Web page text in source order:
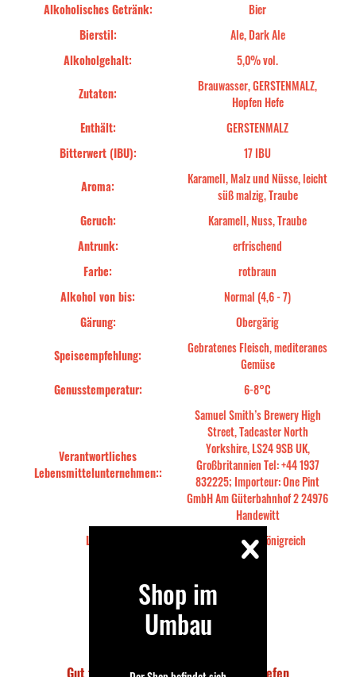
Alkoholisches Getränk:
Bier
Bierstil:
Ale, Dark Ale
Alkoholgehalt:
5,0% vol.
Zutaten:
Brauwasser, GERSTENMALZ,
Hopfen Hefe
Enthält:
GERSTENMALZ
Bitterwert (IBU):
17 IBU
Aroma:
Karamell, Malz und Nüsse, leicht
süß malzig, Traube
Geruch:
Karamell, Nuss, Traube
Antrunk:
erfrischend
Farbe:
rotbraun
Alkohol von bis:
Normal (4,6 - 7)
Gärung:
Obergärig
Speiseempfehlung:
Gebratenes Fleisch, mediteranes
Gemüse
Genusstemperatur:
6-8°C
Verantwortliches
Lebensmittelunternehmen::
Samuel Smith’s Brewery High
Street, Tadcaster North
Yorkshire, LS24 9SB UK,
Großbritannien Tel: +44 1937
832225; Importeur: One Pint
GmbH Am Güterbahnhof 2 24976
Handewitt
Land:
Vereinigtes Königreich
Fallaway
Gut trinkbares Ale, ohne Höhen und Tiefen
Shop im
Umbau